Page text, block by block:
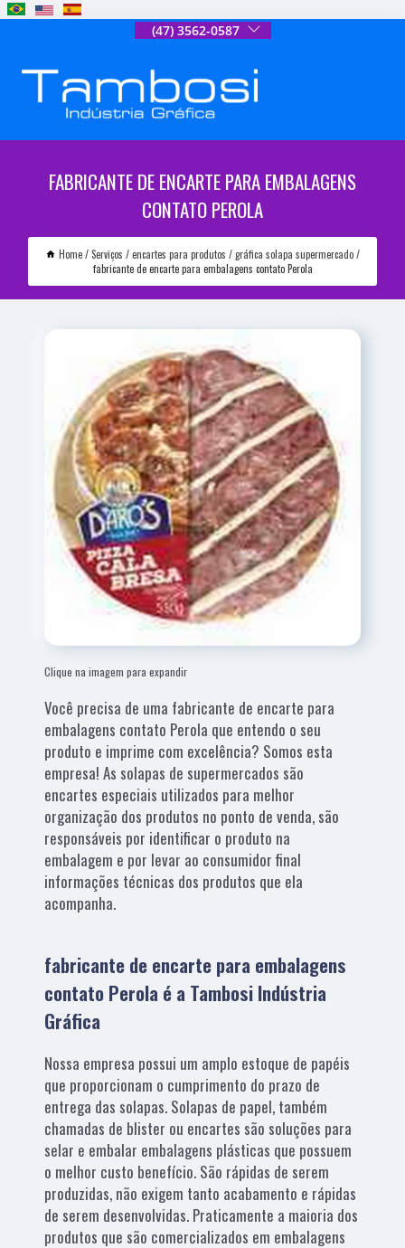
(47) 3562-0587
FABRICANTE DE ENCARTE PARA EMBALAGENS
CONTATO PEROLA
Home Serviços encartes para produtos
gráfica solapa supermercado
fabricante de encarte para embalagens contato Perola
Clique na imagem para expandir
Você precisa de uma fabricante de encarte para
embalagens contato Perola que entendo o seu
produto e imprime com excelência? Somos esta
empresa! As solapas de supermercados são
encartes especiais utilizados para melhor
organização dos produtos no ponto de venda, são
responsáveis por identificar o produto na
embalagem e por levar ao consumidor final
informações técnicas dos produtos que ela
acompanha.
fabricante de encarte para embalagens
contato Perola é a Tambosi Indústria
Gráfica
Nossa empresa possui um amplo estoque de papéis
que proporcionam o cumprimento do prazo de
entrega das solapas. Solapas de papel, também
chamadas de blister ou encartes são soluções para
selar e embalar embalagens plásticas que possuem
o melhor custo benefício. São rápidas de serem
produzidas, não exigem tanto acabamento e rápidas
de serem desenvolvidas. Praticamente a maioria dos
produtos que são comercializados em embalagens